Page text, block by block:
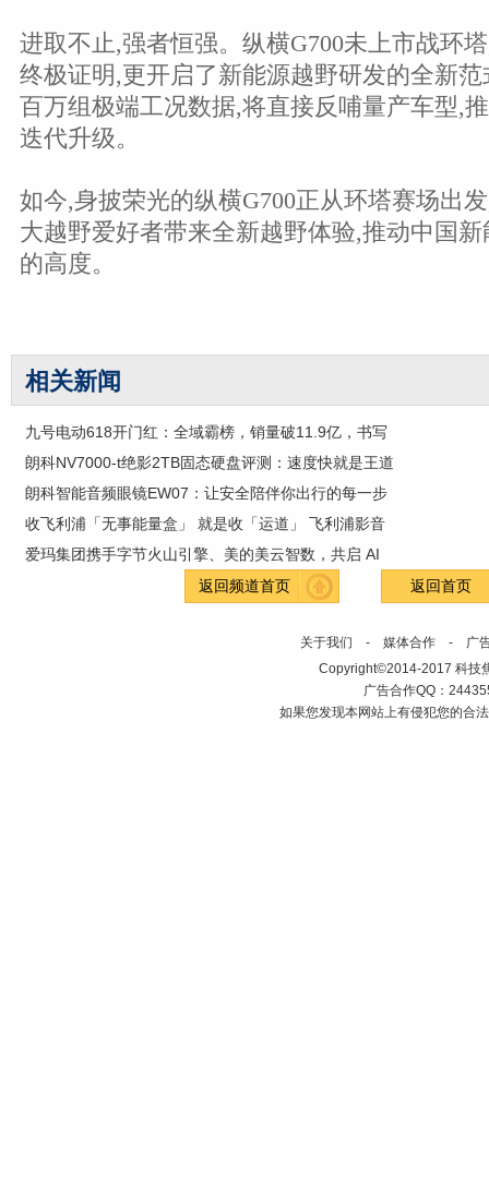
进取不止,强者恒强。纵横G700未上市战环
终极证明,更开启了新能源越野研发的全新
百万组极端工况数据,将直接反哺量产车型,
迭代升级。
如今,身披荣光的纵横G700正从环塔赛场出
大越野爱好者带来全新越野体验,推动中国
的高度。
相关新闻
九号电动618开门红：全域霸榜，销量破11.9亿，书写
朗科NV7000-t绝影2TB固态硬盘评测：速度快就是王道
朗科智能音频眼镜EW07：让安全陪伴你出行的每一步
收飞利浦「无事能量盒」 就是收「运道」 飞利浦影音
爱玛集团携手字节火山引擎、美的美云智数，共启 AI
返回频道首页
返回首页
关于我们 - 媒体合作 - 广
Copyright©2014-2017 科技
广告合作QQ：
如果您发现本网站上有侵犯您的合